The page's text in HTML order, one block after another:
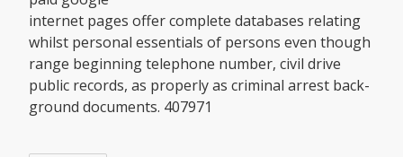
internet pages offer complete databases relating
whilst personal essentials of persons even though
range beginning telephone number, civil drive
public records, as properly as criminal arrest back-
ground documents. 407971